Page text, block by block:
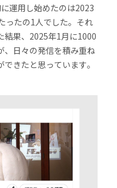
運用し始めたのは2023
ったの1人でした。それ
結果、2025年1月に1000
、日々の発信を積み重ね
きたと思っています。